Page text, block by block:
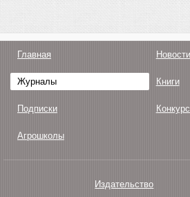
Главная Новости
Журналы Книги
Подписки
Агрошколы
Издательство